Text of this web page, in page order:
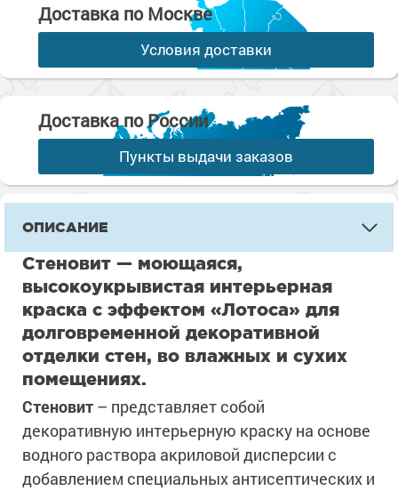
Доставка по Москве
Условия доставки
Доставка по России
Пункты выдачи заказов
ОПИСАНИЕ
Стеновит — моющаяся,
высокоукрывистая интерьерная
краска с эффектом «Лотоса» для
долговременной декоративной
отделки стен, во влажных и сухих
помещениях.
Стеновит – представляет собой
декоративную интерьерную краску на основе
водного раствора акриловой дисперсии с
добавлением специальных антисептических и